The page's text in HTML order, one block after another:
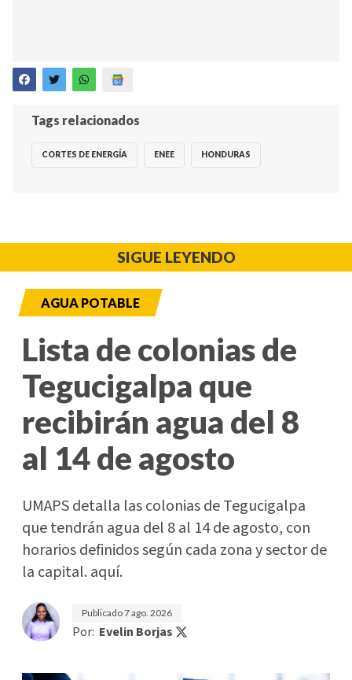
Tags relacionados
CORTES DE ENERGÍA ENEE HONDURAS
SIGUE LEYENDO
AGUA POTABLE
Lista de colonias de
Tegucigalpa que
recibirán agua del 8
al 14 de agosto
UMAPS detalla las colonias de Tegucigalpa
que tendrán agua del 8 al 14 de agosto, con
horarios definidos según cada zona y sector de
la capital. aquí.
Publicado7 ago. 2026
Por: Evelin Borjas